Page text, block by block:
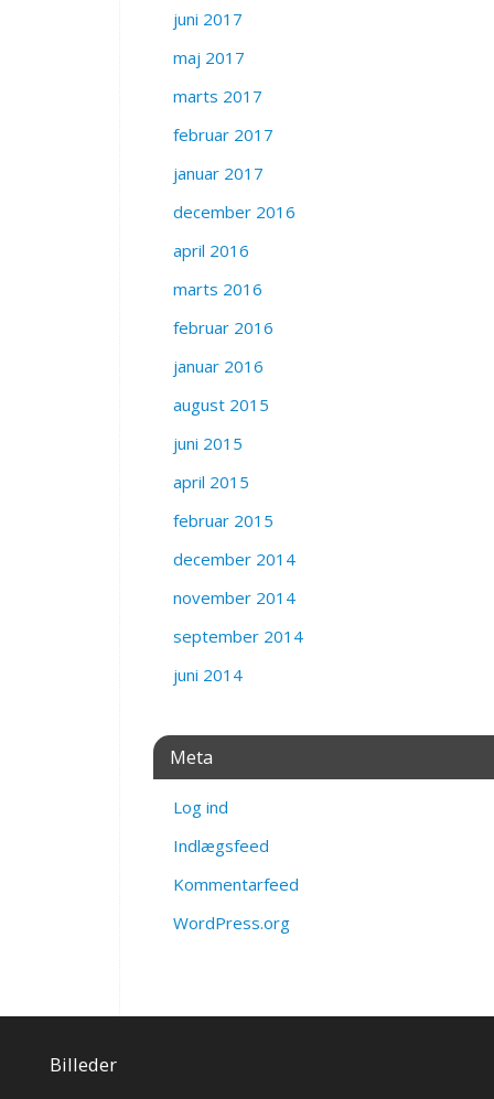
juni 2017
maj 2017
marts 2017
februar 2017
januar 2017
december 2016
april 2016
marts 2016
februar 2016
januar 2016
august 2015
juni 2015
april 2015
februar 2015
december 2014
november 2014
september 2014
juni 2014
Meta
Log ind
Indlægsfeed
Kommentarfeed
WordPress.org
Billeder